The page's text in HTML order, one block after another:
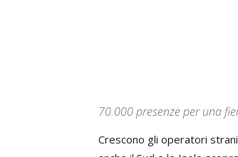
70.000 presenze per una
Crescono gli operatori